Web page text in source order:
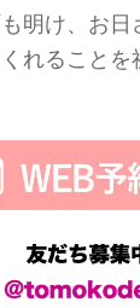
明け、お
れること